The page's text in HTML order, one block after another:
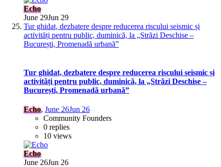
Echo
June 29Jun 29
Tur ghidat, dezbatere despre reducerea riscului seismic și
activități pentru public, duminică, la „Străzi Deschise –
București, Promenadă urbană”
Tur ghidat, dezbatere despre reducerea riscului seismic și
activități pentru public, duminică, la „Străzi Deschise –
București, Promenadă urbană”
Echo, June 26Jun 26
Community Founders
0 replies
10 views
Echo
June 26Jun 26